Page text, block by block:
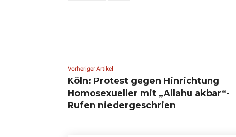
Vorheriger Artikel
Köln: Protest gegen Hinrichtung
Homosexueller mit „Allahu akbar“-
Rufen niedergeschrien